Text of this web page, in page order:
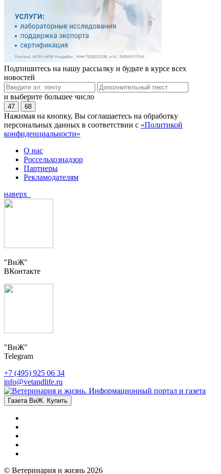
Подпишитесь на нашу рассылку и будьте в курсе всех
новостей
и выберите большее число
47 68
Нажимая на кнопку, Вы соглашаетесь на обработку
персональных данных в соответствии с «Политикой
конфиденциальности»
О нас
Россельхознадзор
Партнеры
Рекламодателям
наверх
"ВиЖ"
ВКонтакте
"ВиЖ"
Telegram
+7 (495) 925 06 34
info@vetandlife.ru
Газета ВиЖ. Купить
© Ветеринария и жизнь 2026